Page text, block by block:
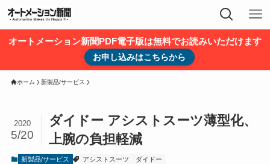
オートメーション新聞PDF電子版は無料でお読みいただけます
お申し込みはこちらから
ホーム 新製品/サービス
ダイドー アシストスーツ薄型化、
上腕の負担軽減
2020
5/20
新製品/サービス アシストスーツ ダイドー